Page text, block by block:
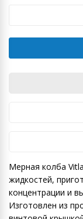
Мерная колба
жидкостей,
концентрации и
Изготовлен из